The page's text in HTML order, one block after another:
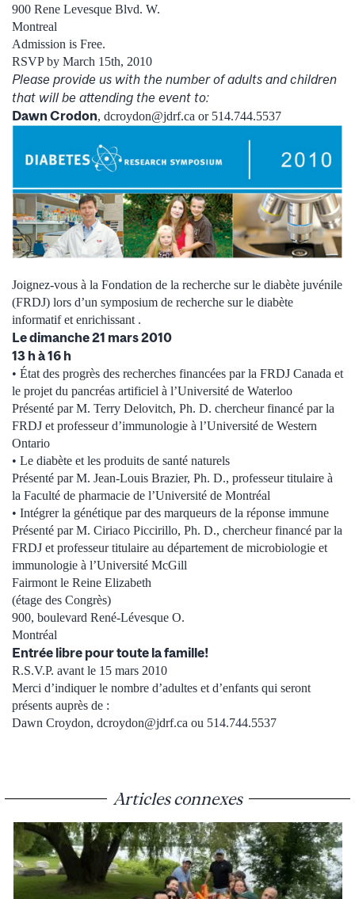
900 Rene Levesque Blvd. W.
Montreal
Admission is Free.
RSVP by March 15th, 2010
Please provide us with the number of adults and children
that will be attending the event to:
Dawn Crodon, dcroydon@jdrf.ca or 514.744.5537
Joignez-vous à la Fondation de la recherche sur le diabète juvénile
(FRDJ) lors d’un symposium de recherche sur le diabète
informatif et enrichissant .
Le dimanche 21 mars 2010
13 h à 16 h
• État des progrès des recherches financées par la FRDJ Canada et
le projet du pancréas artificiel à l’Université de Waterloo
Présenté par M. Terry Delovitch, Ph. D. chercheur financé par la
FRDJ et professeur d’immunologie à l’Université de Western
Ontario
• Le diabète et les produits de santé naturels
Présenté par M. Jean-Louis Brazier, Ph. D., professeur titulaire à
la Faculté de pharmacie de l’Université de Montréal
• Intégrer la génétique par des marqueurs de la réponse immune
Présenté par M. Ciriaco Piccirillo, Ph. D., chercheur financé par la
FRDJ et professeur titulaire au département de microbiologie et
immunologie à l’Université McGill
Fairmont le Reine Elizabeth
(étage des Congrès)
900, boulevard René-Lévesque O.
Montréal
Entrée libre pour toute la famille!
R.S.V.P. avant le 15 mars 2010
Merci d’indiquer le nombre d’adultes et d’enfants qui seront
présents auprès de :
Dawn Croydon, dcroydon@jdrf.ca ou 514.744.5537
Articles connexes